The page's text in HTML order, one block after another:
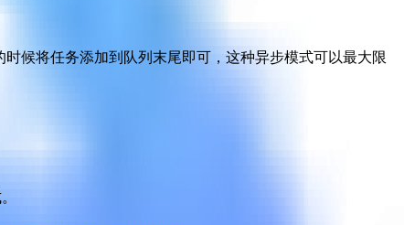
候将任务添加到队列末尾即可，这种异步模式可以最大限